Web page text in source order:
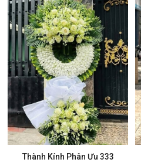
Thành Kính Phân Ưu 333
Mua ngay